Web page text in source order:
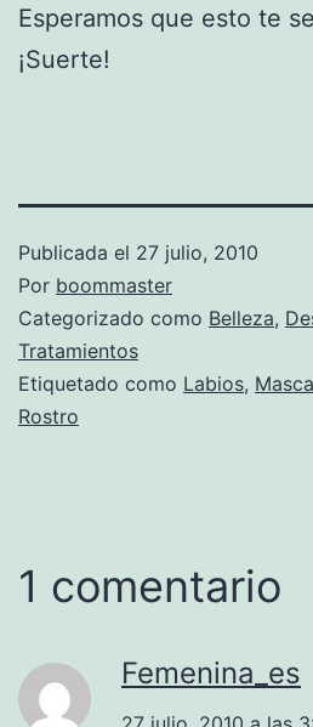
Esperamos que esto te
¡Suerte!
Publicada el 27 julio, 2010
Por boommaster
Categorizado como Belleza,
Tratamientos
Etiquetado como Labios,
Rostro
1 comentario
Femenina_es